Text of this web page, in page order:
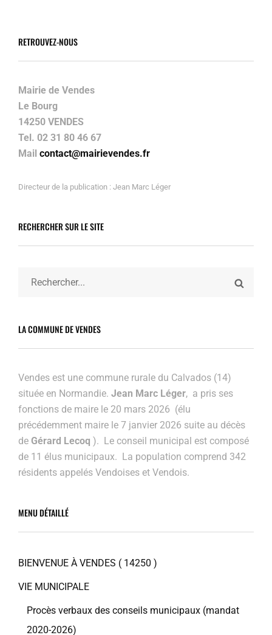
RETROUVEZ-NOUS
Mairie de Vendes
Le Bourg
14250 VENDES
Tel. 02 31 80 46 67
Mail contact@mairievendes.fr
Directeur de la publication : Jean Marc Léger
RECHERCHER SUR LE SITE
LA COMMUNE DE VENDES
Vendes est une commune rurale du Calvados (14)
située en Normandie. Jean Marc Léger, a pris ses
fonctions de maire le 20 mars 2026 (élu
précédemment maire le 7 janvier 2026 suite au décès
de Gérard Lecoq ). Le conseil municipal est composé
de 11 élus municipaux. La population comprend 342
résidents appelés Vendoises et Vendois.
MENU DÉTAILLÉ
BIENVENUE À VENDES ( 14250 )
VIE MUNICIPALE
Procès verbaux des conseils municipaux (mandat
2020-2026)